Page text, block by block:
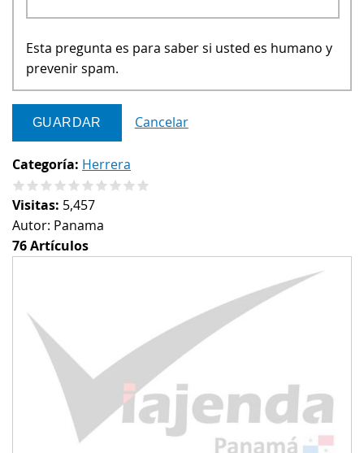
Esta pregunta es para saber si usted es humano y
prevenir spam.
Cancelar
Categoría: Herrera
Visitas: 5,457
Autor: Panama
76 Artículos